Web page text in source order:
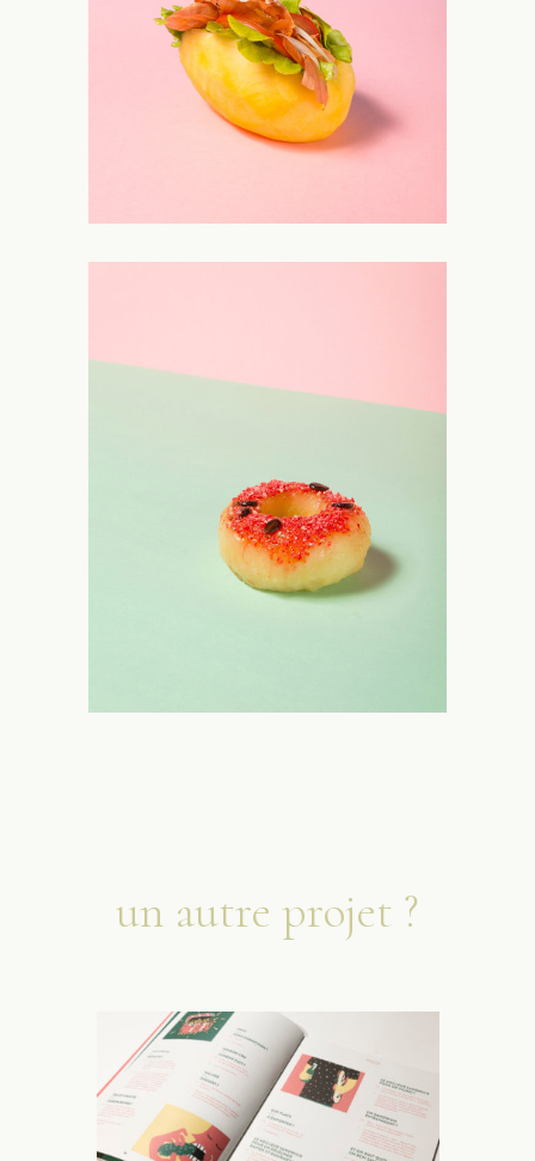
un autre projet ?
vidéo de présentation